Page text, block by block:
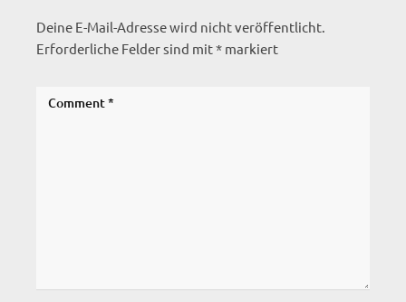
Deine E-Mail-Adresse wird nicht veröffentlicht.
Erforderliche Felder sind mit* markiert